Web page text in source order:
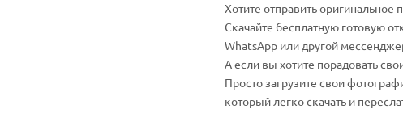
Хотите отправить
Скачайте бесплатную готовую
WhatsApp или другой
А если вы хотите порадовать
Просто загрузите свои
который легко скачать и